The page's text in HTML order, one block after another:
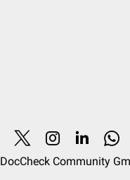
DocCheck Community